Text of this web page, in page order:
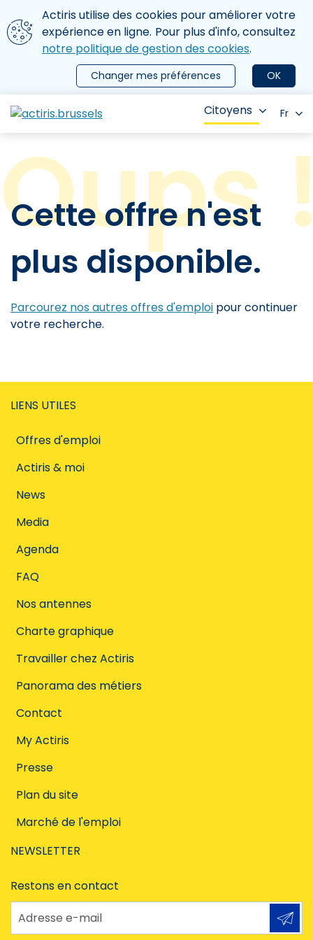
Aller au contenu principal
Nous utilisons des cookies
Actiris utilise des cookies pour améliorer votre
expérience en ligne. Pour plus d'info, consultez
notre politique de gestion des cookies.
OK
Changer mes préférences
le menu
Citoyens Fr
Cette offre n'est
plus disponible.
Parcourez nos autres offres d'emploi pour continuer
votre recherche.
LIENS UTILES
Offres d'emploi
Actiris & moi
News
Media
Agenda
FAQ
Nos antennes
Charte graphique
Travailler chez Actiris
Panorama des métiers
Contact
My Actiris
Presse
Plan du site
Marché de l'emploi
NEWSLETTER
Restons en contact
Adresse e-mail